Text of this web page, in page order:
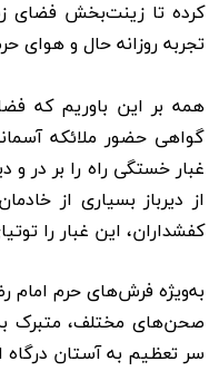
کرده تا زینت‌بخش فضای
تجربه روزانه حال‌ و هوای
همه بر این باوریم که
گواهی حضور ملائکه
غبار خستگی راه را بر در و
از دیرباز بسیاری از
کفشداران، این غبار را
به‌ویژه فرش‌های حرم امام
صحن‌های مختلف، متبرک
سر تعظیم به آستان درگاه